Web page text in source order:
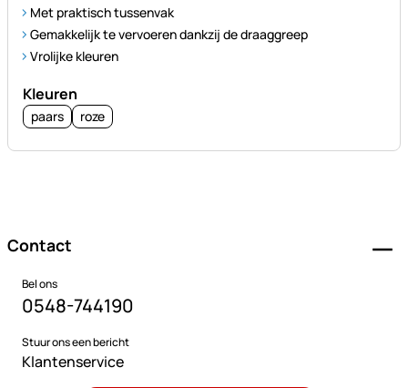
Met praktisch tussenvak
Gemakkelijk te vervoeren dankzij de draaggreep
Vrolijke kleuren
Kleuren
paars roze
Contact
Bel ons
0548-744190
Stuur ons een bericht
Klantenservice